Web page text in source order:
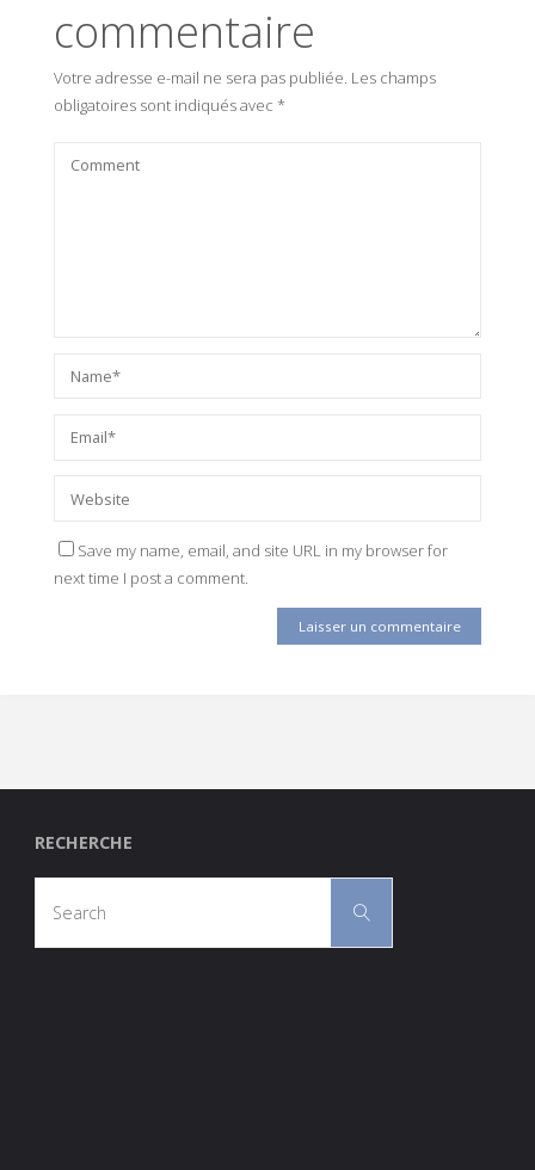
commentaire
Votre adresse e-mail ne sera pas publiée. Les champs
obligatoires sont indiqués avec *
Save my name, email, and site URL in my browser for
next time I post a comment.
RECHERCHE
Search